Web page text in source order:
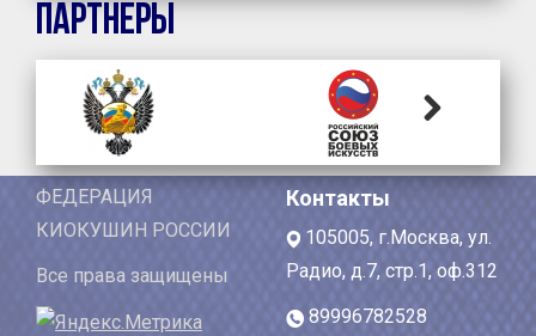
Партнеры
ФЕДЕРАЦИЯ
КИОКУШИН РОССИИ
Все права защищены
Контакты
105005, г.Москва, ул.
Радио, д.7, стр.1, оф.312
89996782528